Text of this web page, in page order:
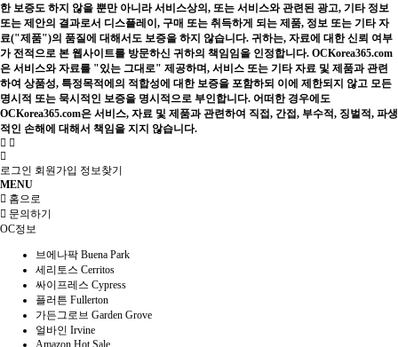
한 보증도 하지 않을 뿐만 아니라 서비스상의, 또는 서비스와 관련된 광고, 기타 정보
또는 제안의 결과로서 디스플레이, 구매 또는 취득하게 되는 제품, 정보 또는 기타 자
료("제품")의 품질에 대해서도 보증을 하지 않습니다. 귀하는, 자료에 대한 신뢰 여부
가 전적으로 본 웹사이트를 방문하신 귀하의 책임임을 인정합니다. OCKorea365.com
은 서비스와 자료를 "있는 그대로" 제공하며, 서비스 또는 기타 자료 및 제품과 관련
하여 상품성, 특정목적에의 적합성에 대한 보증을 포함하되 이에 제한되지 않고 모든
명시적 또는 묵시적인 보증을 명시적으로 부인합니다. 어떠한 경우에도
OCKorea365.com은 서비스, 자료 및 제품과 관련하여 직접, 간접, 부수적, 징벌적, 파생
적인 손해에 대해서 책임을 지지 않습니다.
로그인 회원가입 정보찾기
MENU
홈으로
문의하기
OC정보
브에나팍 Buena Park
세리토스 Cerritos
싸이프레스 Cypress
플러튼 Fullerton
가든그로브 Garden Grove
얼바인 Irvine
Amazon Hot Sale